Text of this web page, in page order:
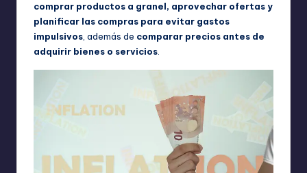
comprar productos a granel, aprovechar ofertas y
planificar las compras para evitar gastos
impulsivos, además de comparar precios antes de
adquirir bienes o servicios.